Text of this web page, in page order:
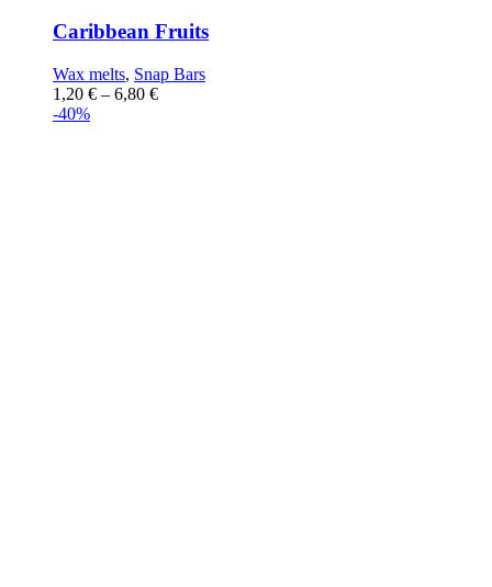
Caribbean Fruits
Wax melts, Snap Bars
1,20 € – 6,80 €
-40%